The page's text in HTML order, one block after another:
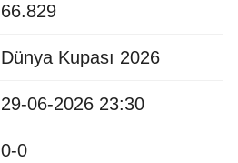
66.829
Dünya Kupası 2026
29-06-2026 23:30
0-0